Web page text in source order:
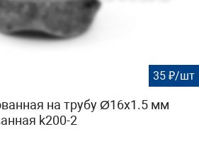
35 ₽/шт
на трубу Ø16x1.5 мм
k200-2